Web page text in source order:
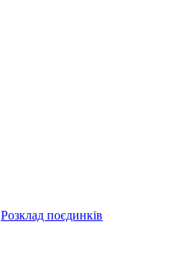
Розклад поєдинків